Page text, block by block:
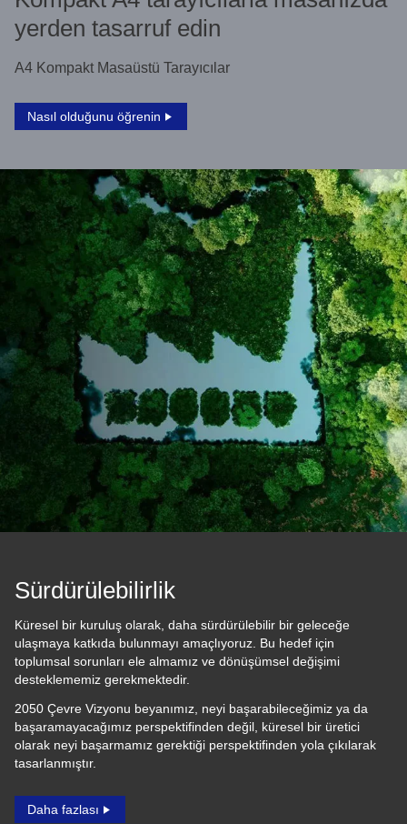
yerden tasarruf edin
A4 Kompakt Masaüstü Tarayıcılar
Nasıl olduğunu öğrenin
Sürdürülebilirlik
Küresel bir kuruluş olarak, daha sürdürülebilir bir geleceğe
ulaşmaya katkıda bulunmayı amaçlıyoruz. Bu hedef için
toplumsal sorunları ele almamız ve dönüşümsel değişimi
desteklememiz gerekmektedir.
2050 Çevre Vizyonu beyanımız, neyi başarabileceğimiz ya da
başaramayacağımız perspektifinden değil, küresel bir üretici
olarak neyi başarmamız gerektiği perspektifinden yola çıkılarak
tasarlanmıştır.
Daha fazlası